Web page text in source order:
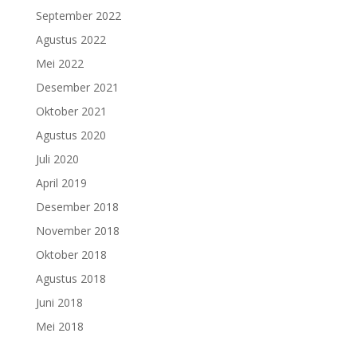
September 2022
Agustus 2022
Mei 2022
Desember 2021
Oktober 2021
Agustus 2020
Juli 2020
April 2019
Desember 2018
November 2018
Oktober 2018
Agustus 2018
Juni 2018
Mei 2018